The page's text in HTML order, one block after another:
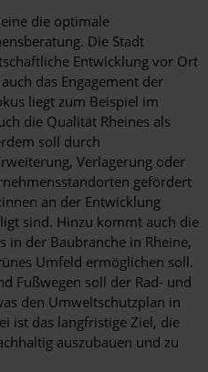
die optimale
Die Stadt
Entwicklung vor Ort
das Engagement der
liegt zum Beispiel im
die Qualität Rheines als
soll durch
Verlagerung oder
gefördert
an der Entwicklung
sind. Hinzu kommt auch die
in der Baubranche in Rheine,
Umfeld ermöglichen soll.
Fußwegen soll der Rad- und
den Umweltschutzplan in
ist das langfristige Ziel, die
auszubauen und zu